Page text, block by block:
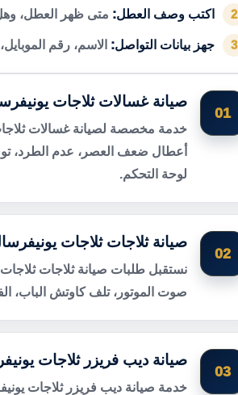
2 اكتب وصف العطل: متى ظهر العطل،
3 جهز بيانات التواصل: الاسم، رقم
01
صيانة غسالات ثلاجات
خدمة مخصصة لصيانة غسالات
أعطال ضعف العصر، عدم الطرد،
لوحة التحكم.
02
صيانة ثلاجات ثلاجات
نستقبل طلبات صيانة ثلاجات
صوت الموتور، تلف كاوتش الباب،
03
صيانة ديب فريزر ثلاجات
خدمة صيانة ديب فريزر ثلاجات